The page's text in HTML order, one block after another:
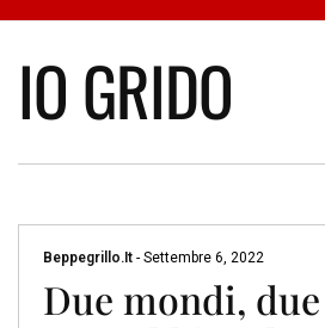
IO GRIDO
Beppegrillo.it - Settembre 6, 2022
Due mondi,